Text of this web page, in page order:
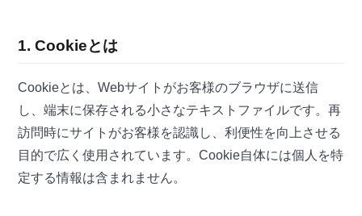
1. Cookieとは
Cookieとは、Webサイトがお客様のブラウザに送信
し、端末に保存される小さなテキストファイルです。再
訪問時にサイトがお客様を認識し、利便性を向上させる
目的で広く使用されています。Cookie自体には個人を特
定する情報は含まれません。